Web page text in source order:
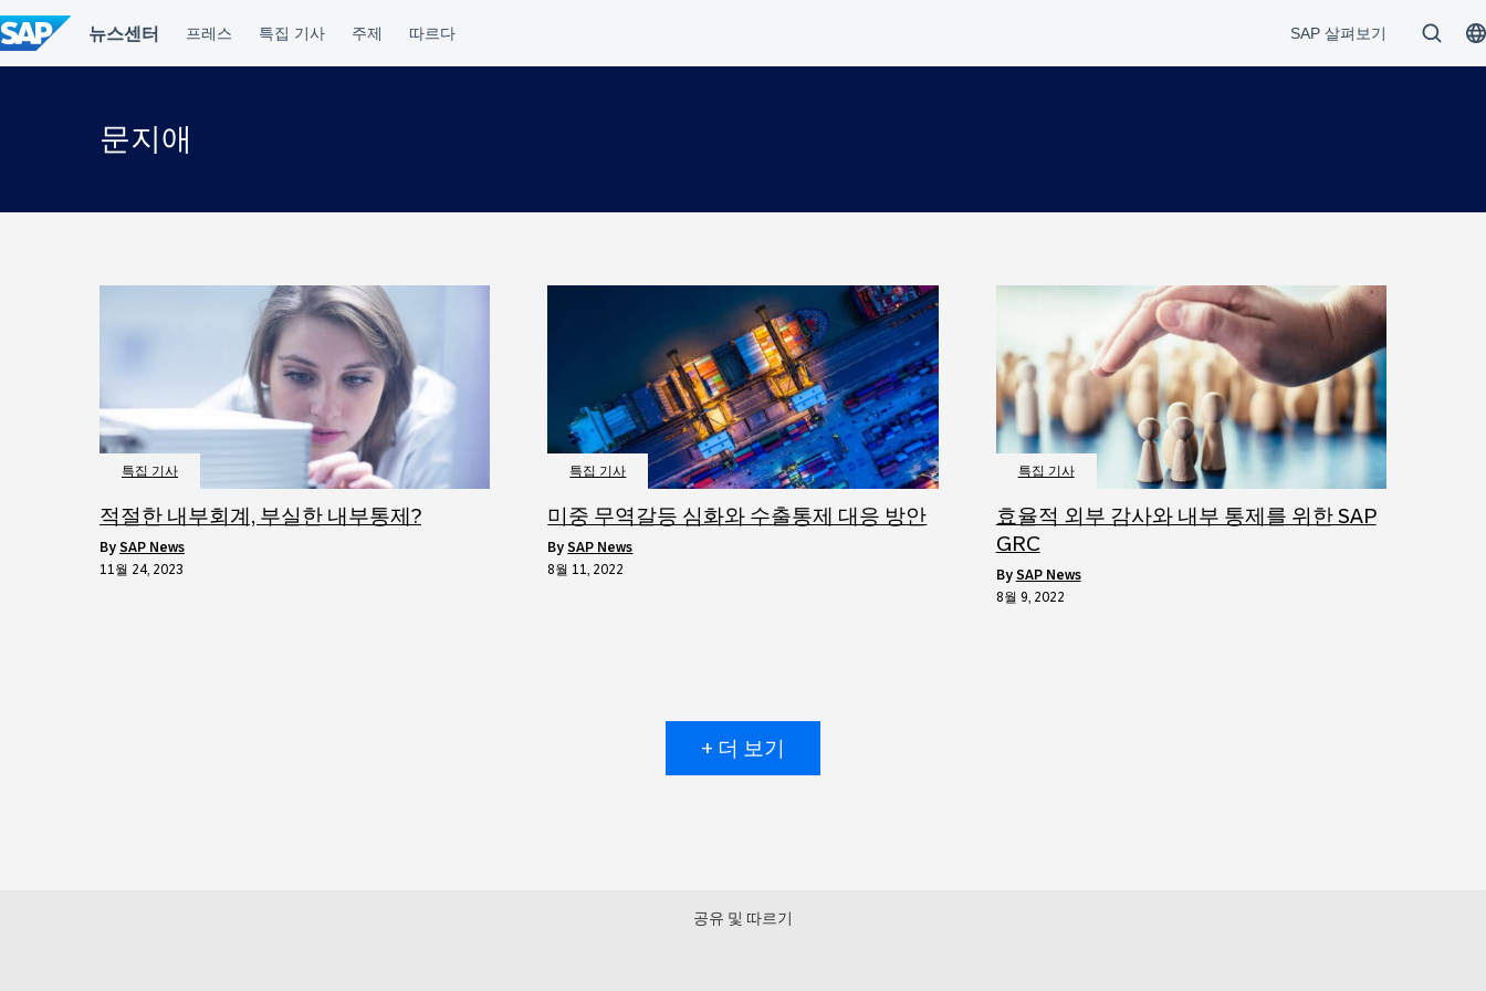
텐
츠
건
문지애
특집 기사
적절한 내부회계, 부실한 내부통제?
by SAP News
11월 24, 2023
특집 기사
미중 무역갈등 심화와 수출통제 대응 방안
bySAP News
8월 11, 2022
특집 기사
효율적 외부 감사와 내부 통제를 위한 SAP
GRC
by SAP News
8월 9, 2022
+ 더 보기
공유 및 따르기